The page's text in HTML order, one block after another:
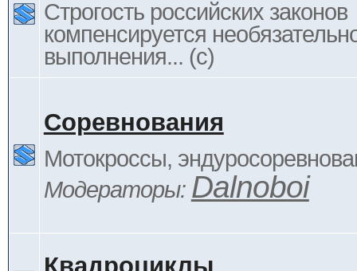
Строгость российских законов
компенсируется
выполнения... (c)
Соревнования
Мотокроссы,
Модераторы: Dalnoboi